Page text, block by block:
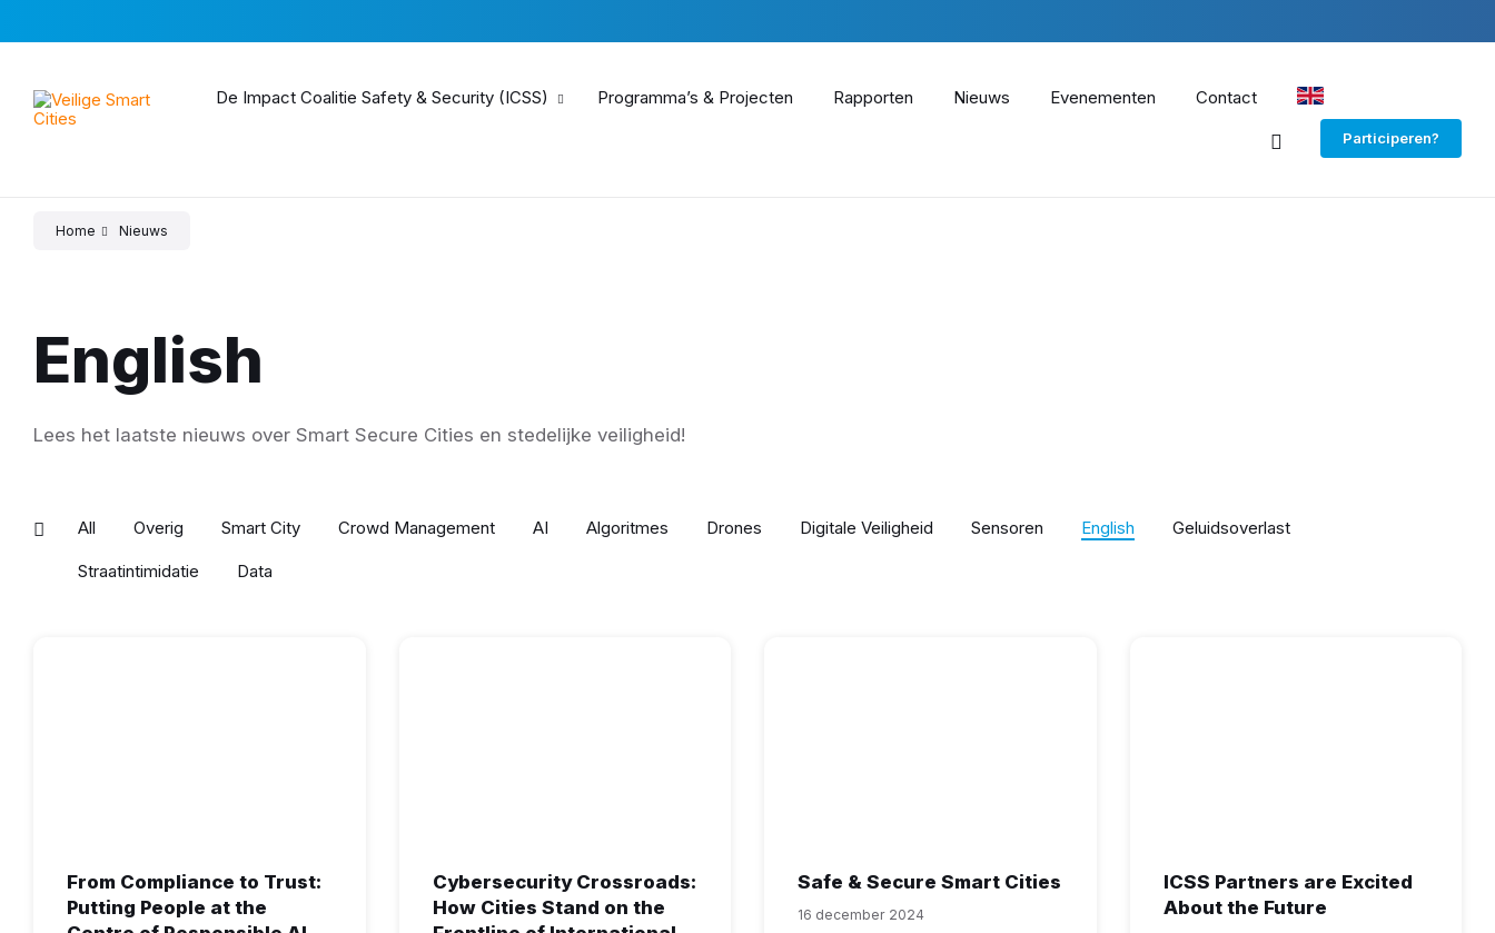
content
main
footer
De Impact Coalitie Safety & Security (ICSS) Programma’s & Projecten Rapporten Nieuws Evenementen Contact EN
Participeren?
Home Nieuws
English
Lees het laatste nieuws over Smart Secure Cities en stedelijke veiligheid!
All Overig Smart City Crowd Management AI Algoritmes Drones Digitale Veiligheid Sensoren English Geluidsoverlast
Straatintimidatie Data
From Compliance to Trust:
Putting People at the
Cybersecurity Crossroads:
How Cities Stand on the
Safe & Secure Smart Cities
16 december 2024
ICSS Partners are Excited
About the Future